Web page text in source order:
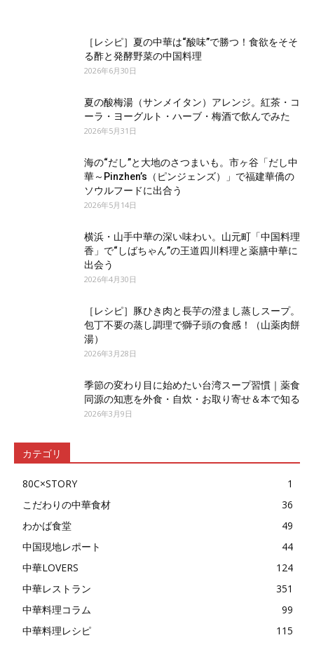
［レシピ］夏の中華は“酸味”で勝つ！食欲をそそ
る酢と発酵野菜の中国料理
2026年6月30日
夏の酸梅湯（サンメイタン）アレンジ。紅茶・コ
ーラ・ヨーグルト・ハーブ・梅酒で飲んでみた
2026年5月31日
海の“だし”と大地のさつまいも。市ヶ谷「だし中
華～Pinzhen’s（ピンジェンズ）」で福建華僑の
ソウルフードに出合う
2026年5月14日
横浜・山手中華の深い味わい。山元町「中国料理
香」で“しばちゃん”の王道四川料理と薬膳中華に
出会う
2026年4月30日
［レシピ］豚ひき肉と長芋の澄まし蒸しスープ。
包丁不要の蒸し調理で獅子頭の食感！（山薬肉餅
湯）
2026年3月28日
季節の変わり目に始めたい台湾スープ習慣｜薬食
同源の知恵を外食・自炊・お取り寄せ＆本で知る
2026年3月9日
カテゴリ
80C×STORY
1
こだわりの中華食材
36
わかば食堂
49
中国現地レポート
44
中華LOVERS
124
中華レストラン
351
中華料理コラム
99
中華料理レシピ
115